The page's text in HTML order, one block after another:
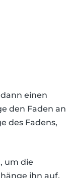
einen
den Faden an
des Fadens,
um die
ihn auf,